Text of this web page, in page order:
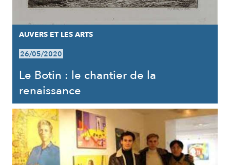
AUVERS ET LES ARTS
26/05/2020
Le Botin : le chantier de la
renaissance